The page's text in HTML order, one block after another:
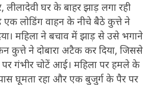
घर के बाहर झाड़ लगा रही
लोडिंग वाहन के नीचे बैठे कुत्ते ने
महिला ने बचाव में झाड़ से उसे भगाने
कुत्ते ने दोबारा अटैक कर दिया, जिससे
गंभीर चोटें आई। महिला पर हमले के
घूमता रहा और एक बुजुर्ग के पैर पर